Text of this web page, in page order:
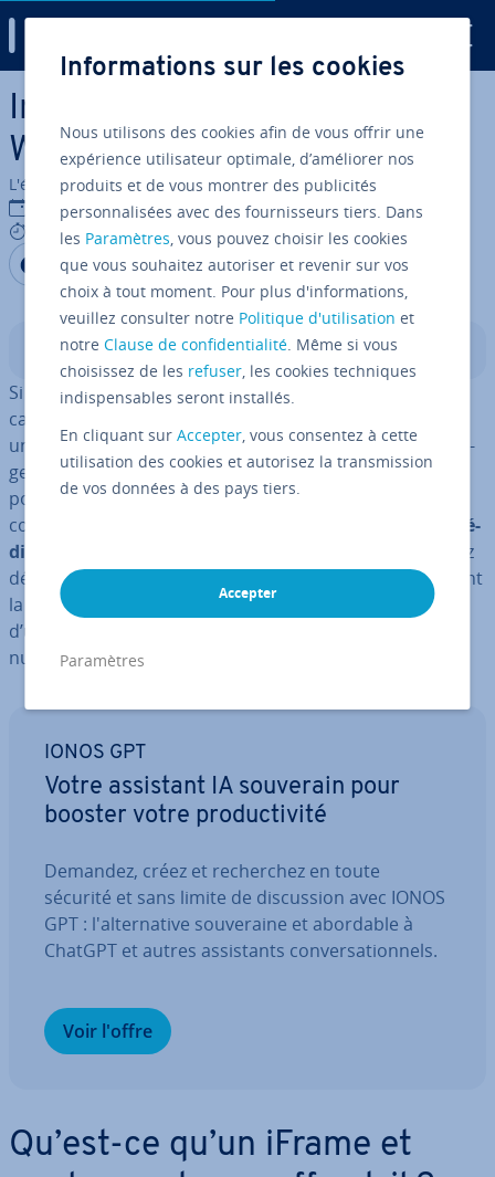
Aller au contenu principal
Intégrer des fichiers dans
WordPress avec iFrame
L'équipe édi­to­riale IONOS
21/03/2022
8 mins
Partager sur Facebook
Partager sur Twitter
Partager sur LinkedIn
Sommaire
Si vous souhaitezinsérer des vidéos
cartes ou des ca­len­driers sur votre site, cela nécessite
une grande capacité de stockage et peut rendre le char­
ge­ment de votre page plus lent. Avec la baliseiFrame
pour votre site WordPress, vous pouvez afficher du
contenu sans avoir besoin de l’
héberger dans votre mé­
dia­thèque
. Cela a plusieurs avantages que vous pouvez
découvrir ici. Nous vous ex­pli­quons également comment
la tech­no­lo­gie fonc­tionne et les dif­fé­rentes manières
d’utiliser iFrame sur WordPress, via des plugins ou ma­
nuel­le­ment.
IONOS GPT
Votre assistant IA souverain pour
booster votre pro­duc­ti­vité
Demandez, créez et re­cher­chez en toute
sécurité et sans limite de dis­cus­sion avec IONOS
GPT : l'al­ter­na­tive sou­ve­raine et abordable à
ChatGPT et autres as­sis­tants con­ver­sa­tion­nels.
Voir l'offre
Qu’est-ce qu’un iFrame et
Informations sur les cookies
Nous utilisons des cookies afin de vous offrir une
expérience utilisateur optimale, d’améliorer nos
produits et de vous montrer des publicités
personnalisées avec des fournisseurs tiers. Dans
les Paramètres, vous pouvez choisir les cookies
que vous souhaitez autoriser et revenir sur vos
choix à tout moment. Pour plus d'informations,
veuillez consulter notre Politique d'utilisation et
notreClause de confidentialité. Même si vous
choisissez de les refuser, les cookies techniques
indispensables seront installés.
En cliquant surAccepter, vous consentez à cette
utilisation des cookies et autorisez la transmission
de vos données à des pays tiers.
Accepter
Paramètres